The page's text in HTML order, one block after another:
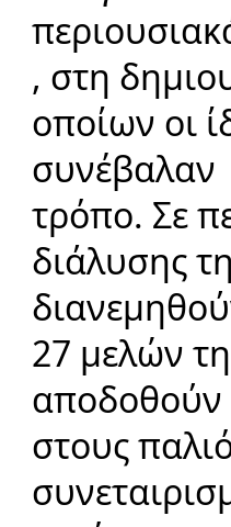
, στη
οποίων οι
συνέβαλαν
τρόπο. Σε
διάλυσης
27 μελών
αποδοθούν
στους